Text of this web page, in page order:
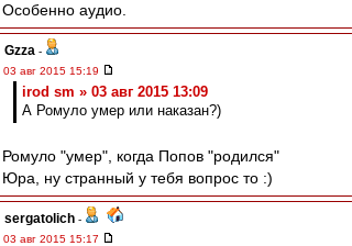
Особенно аудио.
Gzza -
03 авг 2015 15:19
irod sm » 03 авг 2015 13:09
А Ромуло умер или наказан?)
Ромуло "умер", когда Попов "родился"
Юра, ну странный у тебя вопрос то :)
sergatolich -
03 авг 2015 15:17